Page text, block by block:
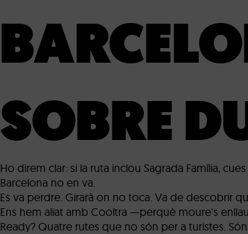
SOBRE
Ho direm clar: si la ruta inclou Sagrada Família,
Barcelona no en va.
Es va perdre. Girarà on no toca. Va de descobrir
Ens hem aliat amb Cooltra —perquè moure's
Ready? Quatre rutes que no són per a turistes.